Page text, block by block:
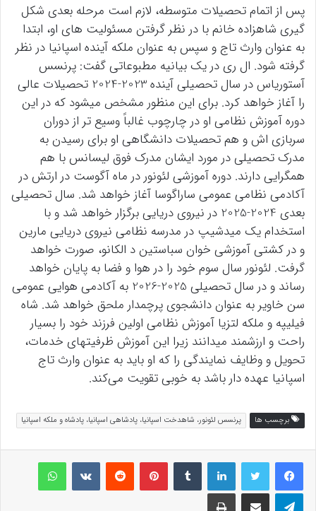
پس از اتمام تحصیلات متوسطه، لازم است مرحله بعدی شکل
گیری شاهزاده خانم با در نظر گرفتن مسئولیت های او، ابتدا
به عنوان وارث تاج و سپس به عنوان ملکه آینده اسپانیا در نظر
گرفته شود. ال ری در یک بیانیه مطبوعاتی گفت: پرنسس
آستوریاس در سال تحصیلی آینده 2023-2024 تحصیلات عالی
را آغاز خواهد کرد. برای این منظور مشخص میشود که در این
دوره آموزش نظامی او در چارچوب غالباً وسیع تر از دوران
سربازی اش و هم تحصیلات دانشگاهی او برای رسیدن به
مدرک تحصیلی در مورد ایشان مدرک فوق لیسانس با هم
همگرایی دارند. دوره آموزشی لئونور در ماه آگوست در ارتش در
آکادمی نظامی عمومی ساراگوسا آغاز خواهد شد. سال تحصیلی
بعدی 2024-2025 در نیروی دریایی برگزار خواهد شد و با
استخدام یک میدشیپ در مدرسه نظامی نیروی دریایی مارین
و در کشتی آموزشی خوان سباستین د الکانو، صورت خواهد
گرفت. لئونور سال سوم خود را در هوا و فضا به پایان خواهد
رساند و در سال تحصیلی 2025-2026 به آکادمی هوایی عمومی
سن خاویر به عنوان دانشجوی پرچمدار ملحق خواهد شد. شاه
فیلیپه و ملکه لتزیا آموزش نظامی اولین فرزند خود را بسیار
راحت و ارزشمند میدانند زیرا این آموزش ظرفیتهای خدمات،
تحویل و وظایف نمایندگی را که او باید به عنوان وارث تاج
اسپانیا عهده دار باشد به خوبی تقویت می‌کند.
برچسب ها پرنسس لئونور، شاهدخت اسپانیا، پادشاهی اسپانیا، پادشاه و ملکه اسپانیا
لینکداینتامبلر پینتریستReddit
VKontakteواتس آپ
تلگرام اشتراک گذاری با ایمیل چاپ